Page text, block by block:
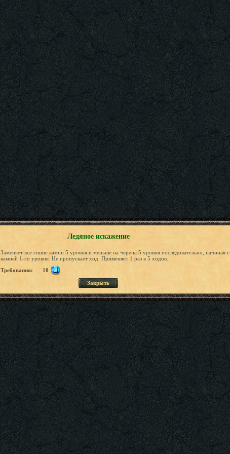
Ледяное искажение
Заменяет все синие камни 5 уровня и меньше на черепа 5 уровня последовательно, начиная с
камней 1-го уровня. Не пропускает ход. Применяет 1 раз в 5 ходов.
Требования:
10
Закрыть